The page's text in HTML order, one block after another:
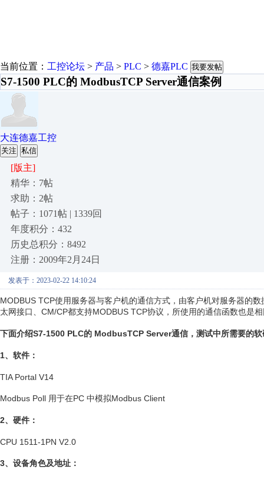
当前位置： 工控论坛 > 产品 > PLC > 德嘉PLC 我要发帖
S7-1500 PLC的 ModbusTCP Server通信案例
大连德嘉工控
关注 私信
[版主]
精华：7帖
求助：2帖
帖子：1071帖 | 1339回
年度积分：432
历史总积分：8492
注册：2009年2月24日
发表于：2023-02-22 14:10:24
MODBUS TCP使用服务器与客户机的通信方式，由客户机对服务器的
太网接口、CM/CP都支持MODBUS TCP协议，所使用的通信函数也是
下面介绍S7-1500 PLC的 ModbusTCP Server通信，测试中所需要的软
1、软件：
TIA Portal V14
Modbus Poll 用于在PC 中模拟Modbus Client
2、硬件：
CPU 1511-1PN V2.0
3、设备角色及地址：